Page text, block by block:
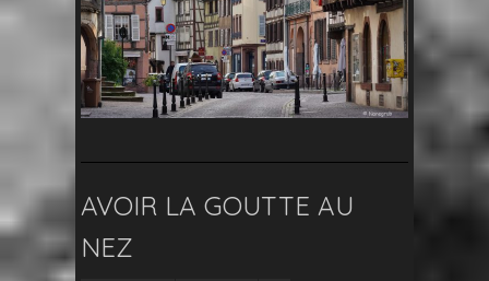
AVOIR LA GOUTTE AU
NEZ